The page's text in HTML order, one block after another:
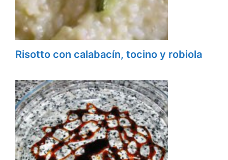
Risotto con calabacín, tocino y robiola